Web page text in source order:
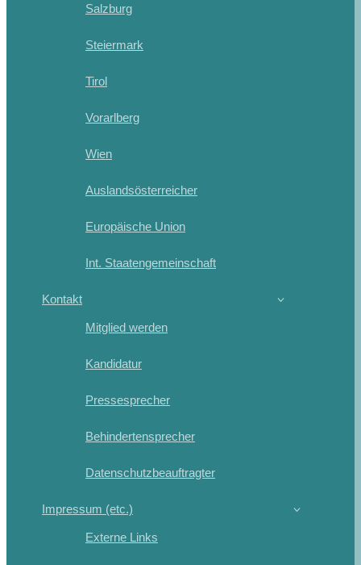
Salzburg
Steiermark
Tirol
Vorarlberg
Wien
Auslandsösterreicher
Europäische Union
Int. Staatengemeinschaft
Kontakt
Mitglied werden
Kandidatur
Pressesprecher
Behindertensprecher
Datenschutzbeauftragter
Impressum (etc.)
Externe Links